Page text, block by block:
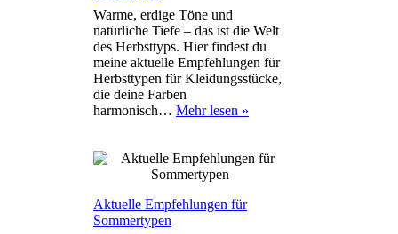
Warme, erdige Töne und
natürliche Tiefe – das ist die Welt
des Herbsttyps. Hier findest du
meine aktuelle Empfehlungen für
Herbsttypen für Kleidungsstücke,
die deine Farben
harmonisch… Mehr lesen »Aktuelle
Herbsttypen
Aktuelle Empfehlungen für
Sommertypen